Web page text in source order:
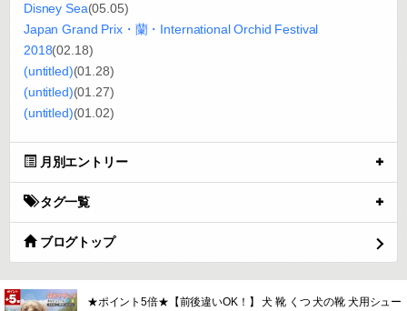
Disney Sea(05.05)
Japan Grand Prix・蘭・International Orchid Festival
2018(02.18)
(untitled)(01.28)
(untitled)(01.27)
(untitled)(01.02)
月別エントリー
タグ一覧
ブログトップ
★ポイント5倍★【前後違いOK！】 犬 靴 くつ 犬の靴 犬用シュー